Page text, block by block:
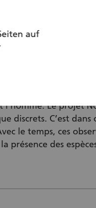
l’homme. Le projet
discrets. C’est dans
le temps, ces
présence des
auf